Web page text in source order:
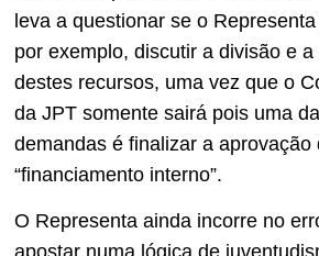
leva a questionar se o
por exemplo, discutir a divisão e
destes recursos, uma vez que o
da JPT somente sairá pois uma
demandas é finalizar a aprovação
“financiamento interno”.
O Representa ainda incorre no